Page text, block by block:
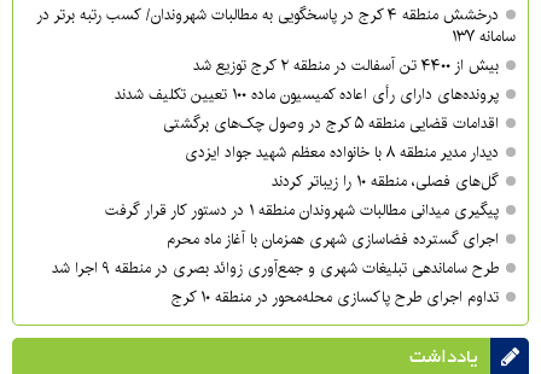
درخشش منطقه ۴ کرج در پاسخگویی به مطالبات شهروندان/ کسب رتبه برتر در
سامانه ۱۳۷
بیش از ۴۴۰۰ تن آسفالت در منطقه ۲ کرج توزیع شد
پرونده‌های دارای رأی اعاده کمیسیون ماده ۱۰۰ تعیین تکلیف شدند
اقدامات قضایی منطقه ۵ کرج در وصول چک‌های برگشتی
دیدار مدیر منطقه ۸ با خانواده معظم شهید جواد ایزدی
گل‌های فصلی، منطقه ۱۰ را زیباتر کردند
پیگیری میدانی مطالبات شهروندان منطقه ۱ در دستور کار قرار گرفت
اجرای گسترده فضاسازی شهری همزمان با آغاز ماه محرم
طرح ساماندهی تبلیغات شهری و جمع‌آوری زوائد بصری در منطقه ۹ اجرا شد
تداوم اجرای طرح پاکسازی محله‌محور در منطقه ۱۰ کرج
یادداشت